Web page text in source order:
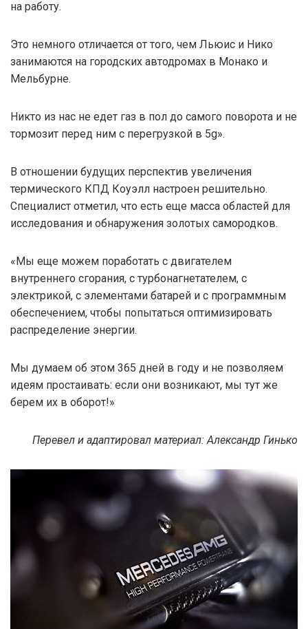
на работу.
Это немного отличается от того, чем Льюис и Нико
занимаются на городских автодромах в Монако и
Мельбурне.
Никто из нас не едет газ в пол до самого поворота и не
тормозит перед ним с перегрузкой в 5g».
В отношении будущих перспектив увеличения
термического КПД Коуэлл настроен решительно.
Специалист отметил, что есть еще масса областей для
исследования и обнаружения золотых самородков.
«Мы еще можем поработать с двигателем
внутреннего сгорания, с турбонагнетателем, с
электрикой, с элементами батарей и с программным
обеспечением, чтобы попытаться оптимизировать
распределение энергии.
Мы думаем об этом 365 дней в году и не позволяем
идеям простаивать: если они возникают, мы тут же
берем их в оборот!»
Перевел и адаптировал материал: Александр Гинько